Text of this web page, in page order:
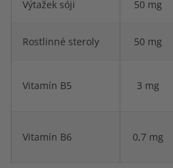
Výtažek sóji 50 mg
Rostlinné steroly 50 mg
Vitamín B5 3 mg
Vitamín B6 0,7 mg